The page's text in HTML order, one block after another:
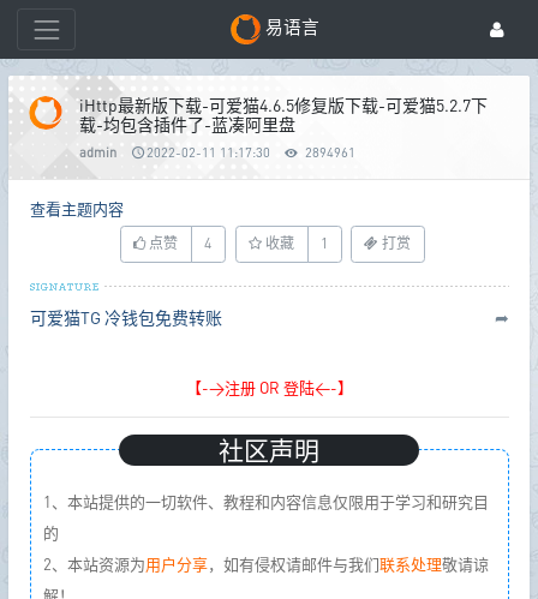
易语言
iHttp最新版下载-可爱猫4.6.5修复版下载-可爱猫5.2.7下
载-均包含插件了-蓝凑阿里盘
admin 2022-02-11 11:17:30 2894961
查看主题内容
点赞 4 收藏 1 打赏
可爱猫TG 冷钱包免费转账 ➦
【->注册 OR 登陆<-】
社区声明
1、本站提供的一切软件、教程和内容信息仅限用于学习和研究目
的
2、本站资源为用户分享，如有侵权请邮件与我们联系处理敬请谅
解！